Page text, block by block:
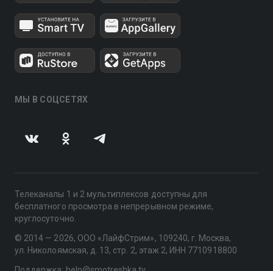
МЫ В СОЦСЕТЯХ
Телеканалы 1 и 2 мультиплексов доступны для
бесплатного просмотра в непрерывном режиме,
круглосуточно.
© 2014 — 2026, ООО «ЛайфСтрим», 109240, г. Москва,
ул. Николоямская, д. 13, стр. 2, этаж 2, ИНН 7710918800